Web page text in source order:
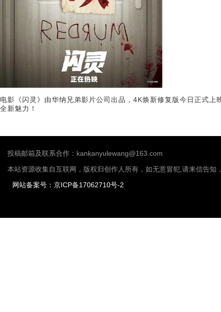
电影《闪灵》由华纳兄弟影片公司出品，4K焕新修复版今日正式
全新魅力！
投稿邮箱及联系合作：kankanyulewang@163.com
本站资源收集自互联网，版权归创作人所有，如无意冒犯,请来信告知
网站备案号：京ICP备17062710号-2